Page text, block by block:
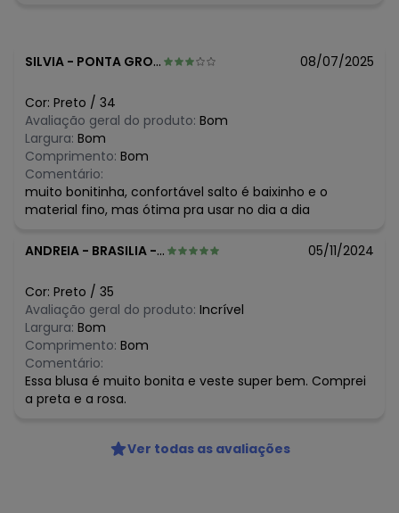
SILVIA - PONTA GROSSA - PR 08/07/2025
Cor: Preto / 34
Avaliação geral do produto: Bom
Largura: Bom
Comprimento: Bom
Comentário:
muito bonitinha, confortável salto é baixinho e o
material fino, mas ótima pra usar no dia a dia
ANDREIA - BRASILIA - DF 05/11/2024
Cor: Preto / 35
Avaliação geral do produto: Incrível
Largura: Bom
Comprimento: Bom
Comentário:
Essa blusa é muito bonita e veste super bem. Comprei
a preta e a rosa.
Ver todas as avaliações